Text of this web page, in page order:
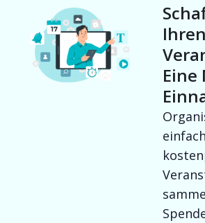
Ihren
Eine
einfach